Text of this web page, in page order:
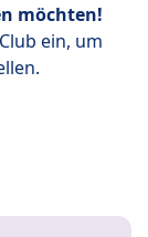
möchten!
ein, um